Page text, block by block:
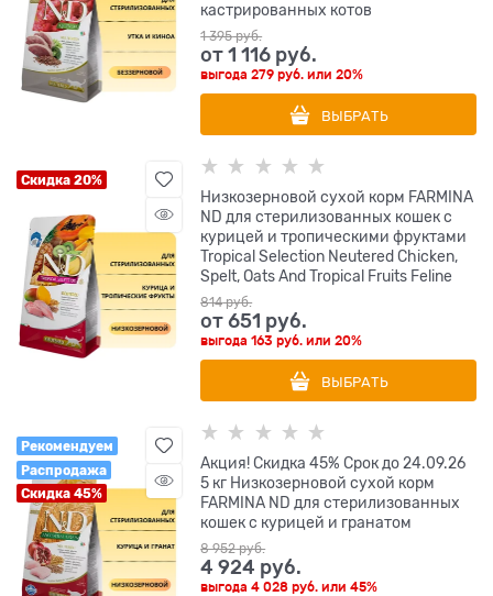
кастрированных котов
1 395 руб.
от1 116 руб.
выгода279 руб. или20%
ВЫБРАТЬ
Скидка 20%
Низкозерновой cухой корм FARMINA
ND для стерилизованных кошек с
курицей и тропическими фруктами
Tropical Selection Neutered Chicken,
Spelt, Oats And Tropical Fruits Feline
814 руб.
от651 руб.
выгода163 руб. или20%
ВЫБРАТЬ
Рекомендуем
Распродажа
Скидка 45%
Акция! Скидка 45% Срок до 24.09.26
5 кг Низкозерновой cухой корм
FARMINA ND для стерилизованных
кошек с курицей и гранатом
8 952 руб.
4 924 руб.
выгода4 028 руб. или45%